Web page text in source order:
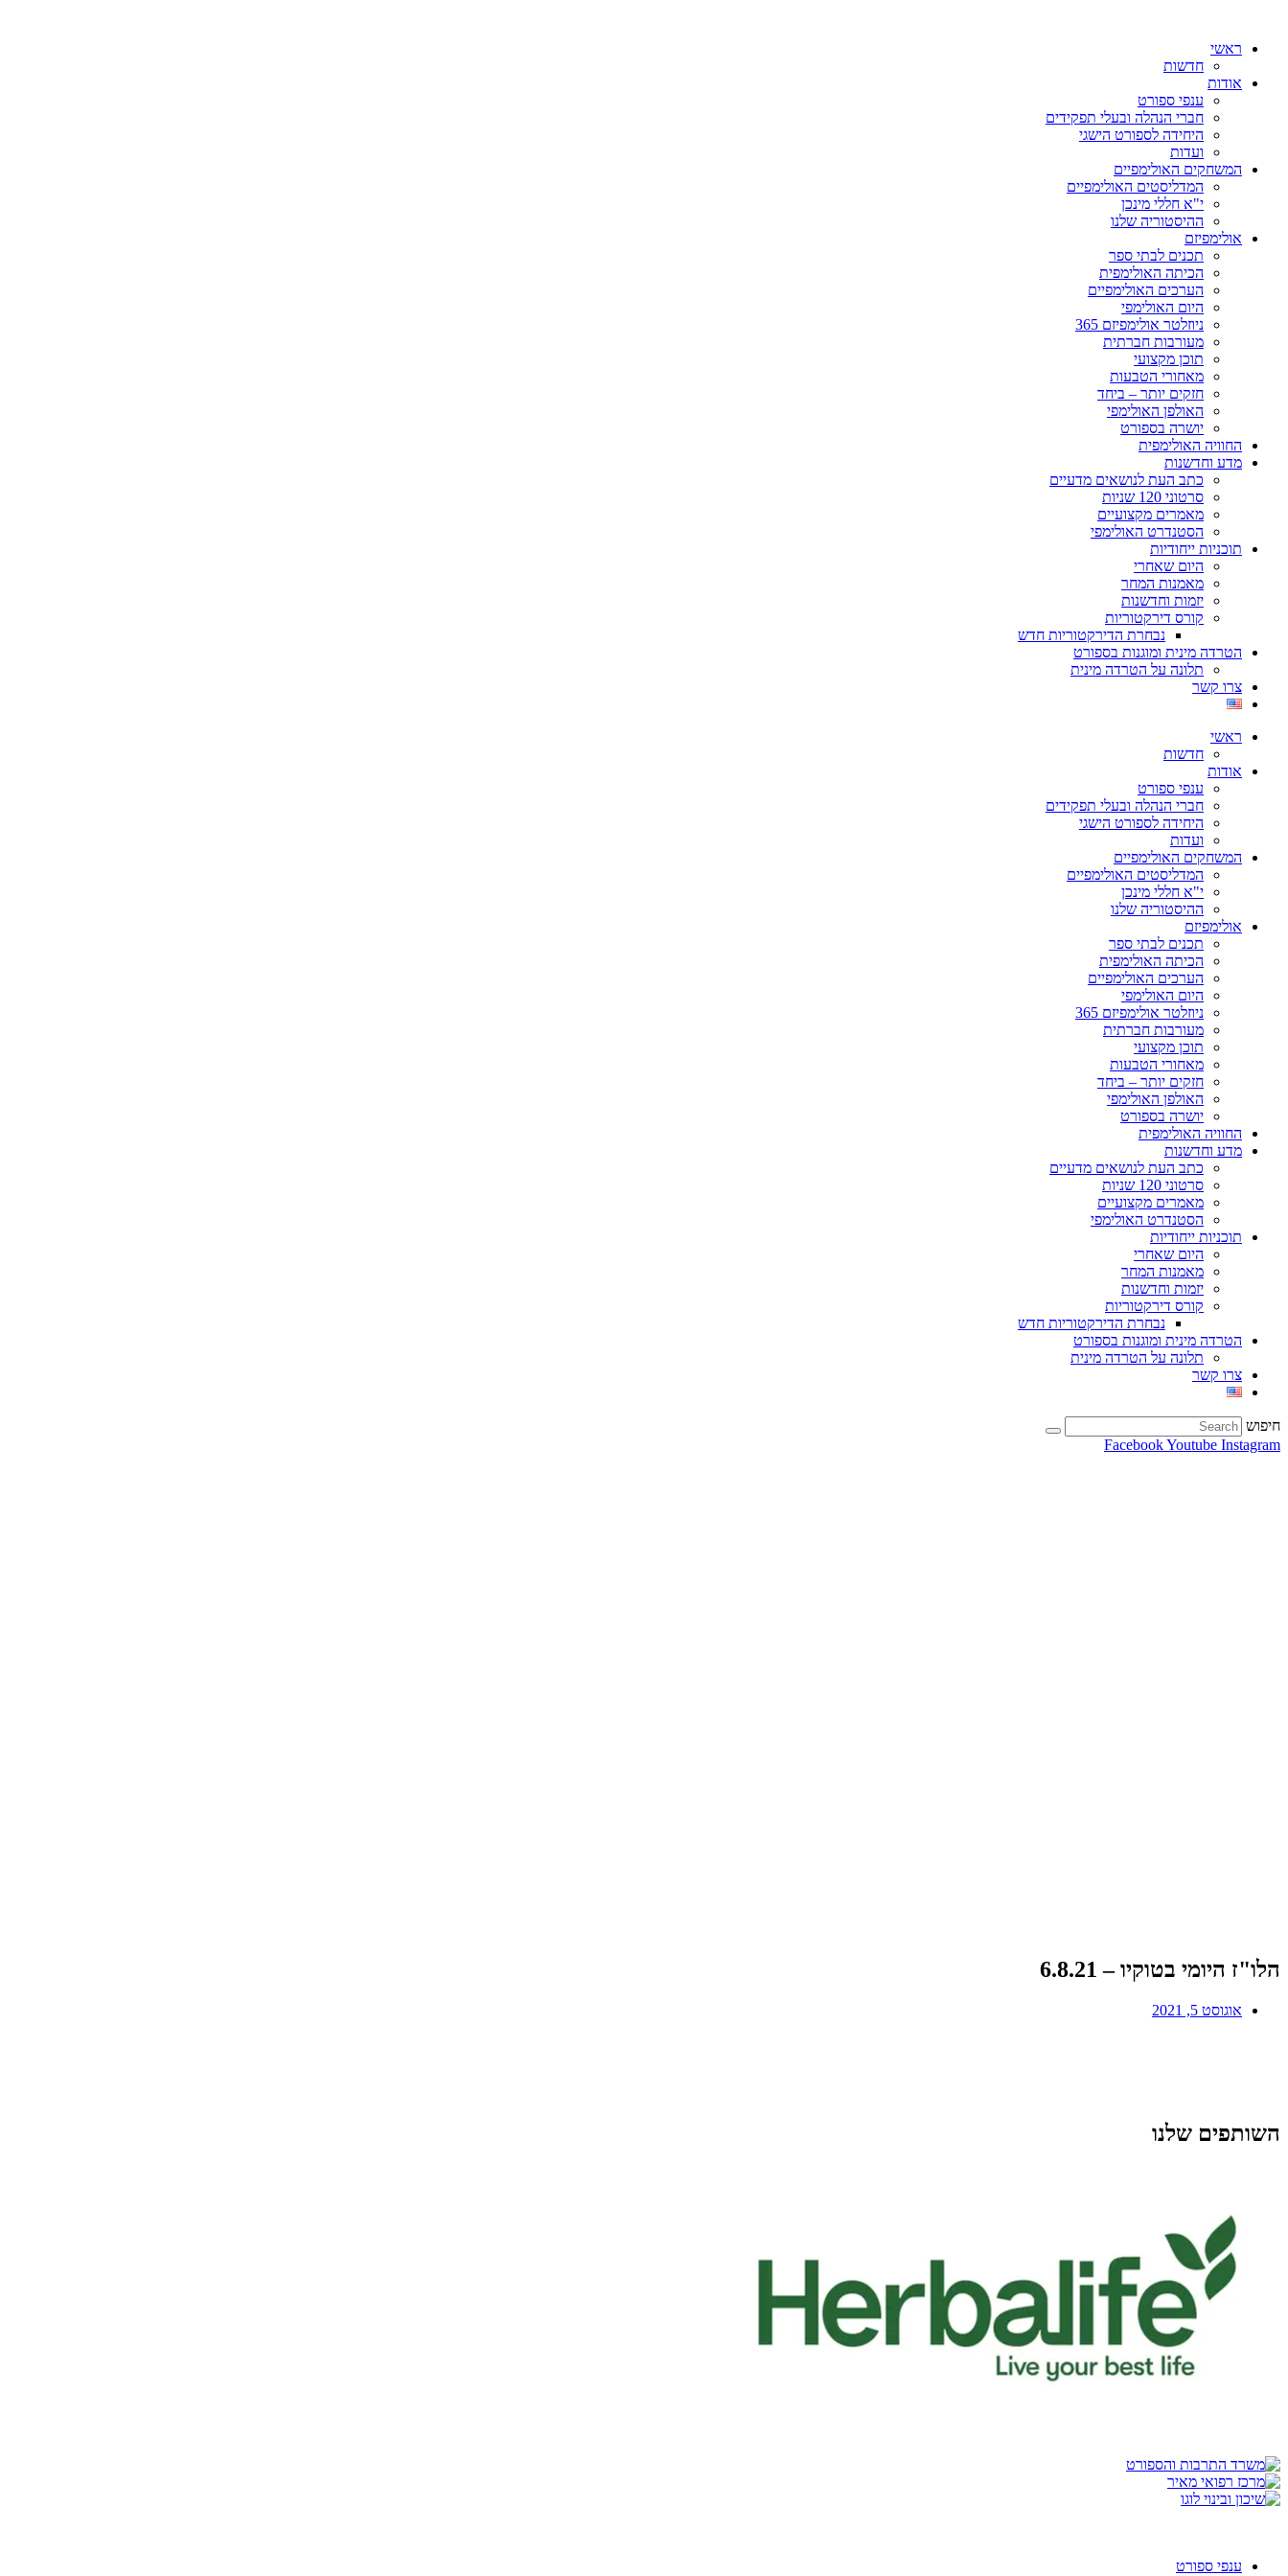
ראשי
חדשות
אודות
ענפי ספורט
חברי הנהלה ובעלי תפקידים
היחידה לספורט הישגי
ועדות
המשחקים האולימפיים
המדליסטים האולימפיים
י"א חללי מינכן
ההיסטוריה שלנו
אולימפיזם
תכנים לבתי ספר
הכיתה האולימפית
הערכים האולימפיים
היום האולימפי
ניוזלטר אולימפיזם 365
מעורבות חברתית
תוכן מקצועי
מאחורי הטבעות
חזקים יותר – ביחד
האולפן האולימפי
יושרה בספורט
החוויה האולימפית
מדע וחדשנות
כתב העת לנושאים מדעיים
סרטוני 120 שניות
מאמרים מקצועיים
הסטנדרט האולימפי
תוכניות ייחודיות
היום שאחרי
מאמנות המחר
יזמות וחדשנות
קורס דירקטוריות
נבחרת הדירקטוריות חדש
הטרדה מינית ומוגנות בספורט
תלונה על הטרדה מינית
צרו קשר
ראשי
חדשות
אודות
ענפי ספורט
חברי הנהלה ובעלי תפקידים
היחידה לספורט הישגי
ועדות
המשחקים האולימפיים
המדליסטים האולימפיים
י"א חללי מינכן
ההיסטוריה שלנו
אולימפיזם
תכנים לבתי ספר
הכיתה האולימפית
הערכים האולימפיים
היום האולימפי
ניוזלטר אולימפיזם 365
מעורבות חברתית
תוכן מקצועי
מאחורי הטבעות
חזקים יותר – ביחד
האולפן האולימפי
יושרה בספורט
החוויה האולימפית
מדע וחדשנות
כתב העת לנושאים מדעיים
סרטוני 120 שניות
מאמרים מקצועיים
הסטנדרט האולימפי
תוכניות ייחודיות
היום שאחרי
מאמנות המחר
יזמות וחדשנות
קורס דירקטוריות
נבחרת הדירקטוריות חדש
הטרדה מינית ומוגנות בספורט
תלונה על הטרדה מינית
צרו קשר
חיפוש
FacebookYoutube Instagram
הלו"ז היומי בטוקיו – 6.8.21
אוגוסט 5, 2021
השותפים שלנו
ענפי ספורט